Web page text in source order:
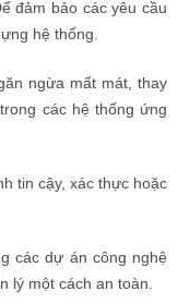
đảm bảo các yêu cầu
hệ thống.
ngừa mất mát, thay
các hệ thống ứng
tin cậy, xác thực hoặc
các dự án công nghệ
lý một cách an toàn.